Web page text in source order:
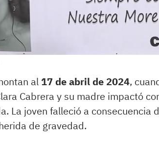
al 17 de abril de 2024,
Cabrera y su madre impactó
La joven falleció a consecuencia
de gravedad.